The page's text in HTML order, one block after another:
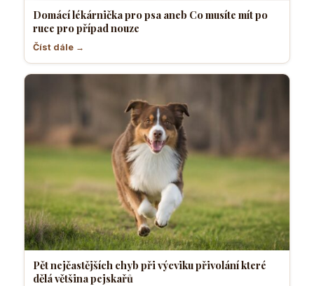
Domácí lékárnička pro psa aneb Co musíte mít po
ruce pro případ nouze
Číst dále →
Pět nejčastějších chyb při výcviku přivolání které
dělá většina pejskařů